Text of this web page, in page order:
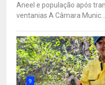
Aneel e população após
ventanias A Câmara Munic...
9